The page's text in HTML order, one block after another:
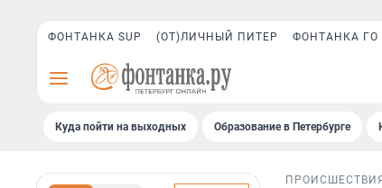
ФОНТАНКА SUP (ОТ)ЛИЧНЫЙ ПИТЕР ФОНТАНКА ГО
Куда пойти на выходных Образование в Петербурге
ПРОИСШЕСТВИЯ